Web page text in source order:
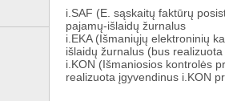
i.SAF (E. sąskaitų faktūrų
pajamų-išlaidų žurnalus
i.EKA (Išmaniųjų elektroninių
išlaidų žurnalus (bus
i.KON (Išmaniosios kontrolės
realizuota įgyvendinus i.KON